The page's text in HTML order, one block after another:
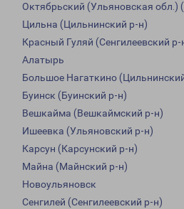
Октябрьский (Ульяновская обл.)
Цильна (Цильнинский р-н)
Красный Гуляй (Сенгилеевский р-
Алатырь
Большое Нагаткино
Буинск (Буинский р-н)
Вешкайма (Вешкаймский р-н)
Ишеевка (Ульяновский р-н)
Карсун (Карсунский р-н)
Майна (Майнский р-н)
Новоульяновск
Сенгилей (Сенгилеевский р-н)